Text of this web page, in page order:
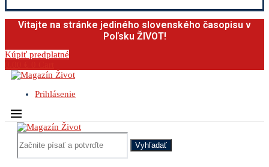
Vitajte na stránke jediného slovenského časopisu v
Poľsku ŽIVOT!
Kúpiť predplatné
Prihlásenie
Vyhľadať